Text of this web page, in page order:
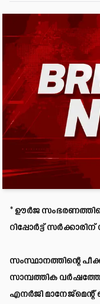
* ഊർജ
റിപ്പോർട്ട് സർക്കാരിന്
സംസ്ഥാനത്തിന്റെ
സാമ്പത്തിക
എനർജി മാനേജ്മെന്റ്